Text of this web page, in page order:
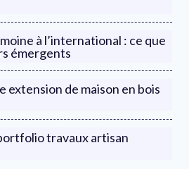
à l’international : ce que
émergents
extension de maison en bois
travaux artisan